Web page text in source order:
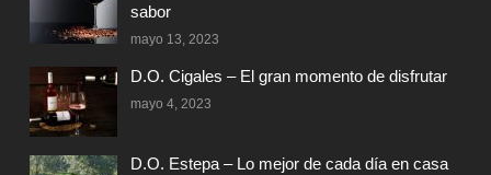
sabor
mayo 13, 2023
D.O. Cigales – El gran momento de disfrutar
mayo 4, 2023
D.O. Estepa – Lo mejor de cada día en casa